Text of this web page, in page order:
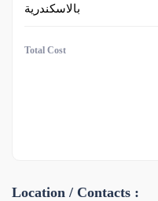
بالاسكندرية
Total Cost
Location / Contacts :